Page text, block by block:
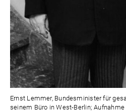
Ernst Lemmer, Bundesminister für
seinem Büro in West-Berlin; Aufnahme